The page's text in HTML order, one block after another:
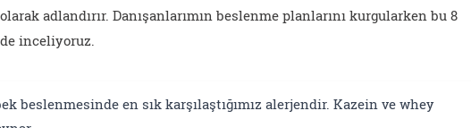
adlandırır. Danışanlarımın beslenme planlarını kurgularken bu 8
inceliyoruz.
beslenmesinde en sık karşılaştığımız alerjendir. Kazein ve whey